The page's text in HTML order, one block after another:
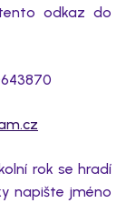
odkaz do
rok se hradí
napište jméno